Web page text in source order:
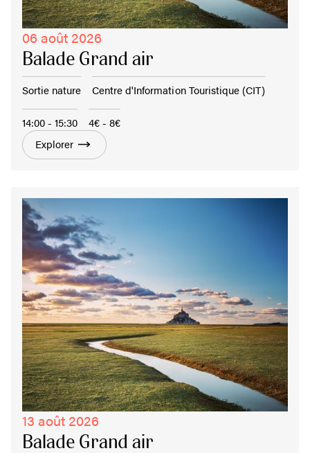
06 août 2026
Balade Grand air
Sortie nature Centre d'Information Touristique (CIT)
14:00 - 15:30
4€ - 8€
Explorer
13 août 2026
Balade Grand air